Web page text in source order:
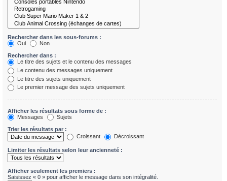
Rechercher dans les sous-forums :
Oui
Non
Rechercher dans :
Le titre des sujets et le contenu des messages
Le contenu des messages uniquement
Le titre des sujets uniquement
Le premier message des sujets uniquement
Afficher les résultats sous forme de :
Messages
Sujets
Trier les résultats par :
Croissant
Décroissant
Limiter les résultats selon leur ancienneté :
Afficher seulement les premiers :
Saisissez « 0 » pour afficher le message dans son intégralité.